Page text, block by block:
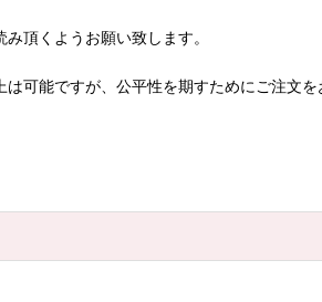
み頂くようお願い致します。
可能ですが、公平性を期すためにご注文